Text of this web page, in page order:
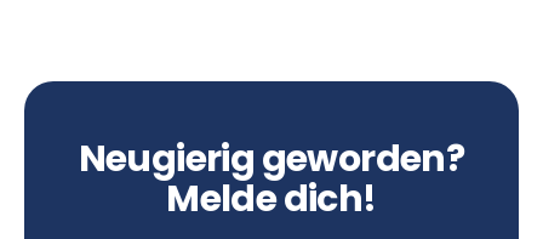
Neugierig geworden?
Melde dich!